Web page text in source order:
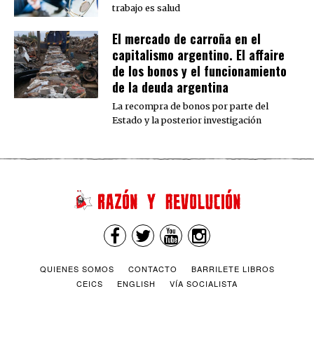
trabajo es salud
El mercado de carroña en el
capitalismo argentino. El affaire
de los bonos y el funcionamiento
de la deuda argentina
La recompra de bonos por parte del
Estado y la posterior investigación
QUIENES SOMOS CONTACTO
BARRILETE LIBROS
CEICS
ENGLISH VÍA SOCIALISTA